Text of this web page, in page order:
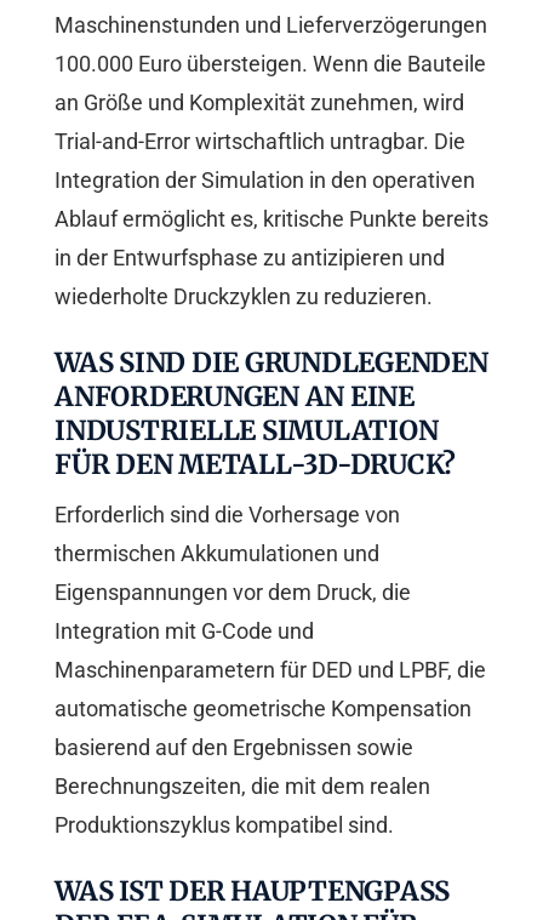
Maschinenstunden und Lieferverzögerungen
100.000 Euro übersteigen. Wenn die Bauteile
an Größe und Komplexität zunehmen, wird
Trial-and-Error wirtschaftlich untragbar. Die
Integration der Simulation in den operativen
Ablauf ermöglicht es, kritische Punkte bereits
in der Entwurfsphase zu antizipieren und
wiederholte Druckzyklen zu reduzieren.
WAS SIND DIE GRUNDLEGENDEN
ANFORDERUNGEN AN EINE
INDUSTRIELLE SIMULATION
FÜR DEN METALL-3D-DRUCK?
Erforderlich sind die Vorhersage von
thermischen Akkumulationen und
Eigenspannungen vor dem Druck, die
Integration mit G-Code und
Maschinenparametern für DED und LPBF, die
automatische geometrische Kompensation
basierend auf den Ergebnissen sowie
Berechnungszeiten, die mit dem realen
Produktionszyklus kompatibel sind.
WAS IST DER HAUPTENGPASS